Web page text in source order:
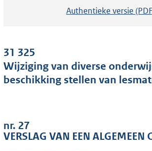
Authentieke versie
31 325
Wijziging van diverse
beschikking stellen van
nr. 27
VERSLAG VAN EEN ALGEMEEN